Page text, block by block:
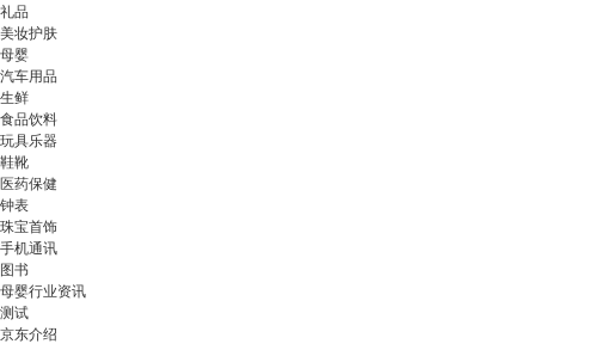
礼品
美妆护肤
母婴
汽车用品
生鲜
食品饮料
玩具乐器
鞋靴
医药保健
钟表
珠宝首饰
手机通讯
图书
母婴行业资讯
测试
京东介绍